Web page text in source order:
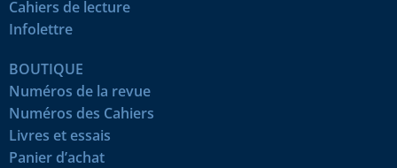
Cahiers de lecture
Infolettre
BOUTIQUE
Numéros de la revue
Numéros des Cahiers
Livres et essais
Panier d’achat